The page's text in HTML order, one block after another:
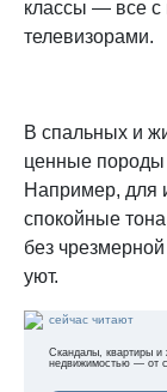
классы — все с
телевизорами.
В спальных и
ценные породы
Например, для
спокойные
без
уют.
сейчас читают
Скандалы, квартиры и
недвижимостью — от